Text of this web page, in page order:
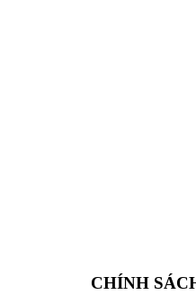
CHÍNH